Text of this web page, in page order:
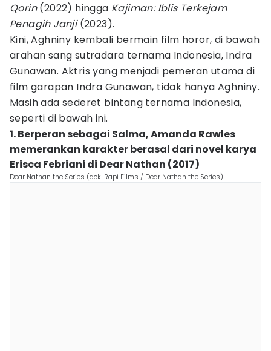
Qorin(2022) hingga Kajiman: Iblis Terkejam
Penagih Janji(2023).
Kini, Aghniny kembali bermain film horor, di bawah
arahan sang sutradara ternama Indonesia, Indra
Gunawan. Aktris yang menjadi pemeran utama di
film garapan Indra Gunawan, tidak hanya Aghniny.
Masih ada sederet bintang ternama Indonesia,
seperti di bawah ini.
1. Berperan sebagai Salma, Amanda Rawles
memerankan karakter berasal dari novel karya
Erisca Febriani di Dear Nathan (2017)
Dear Nathan the Series (dok. Rapi Films / Dear Nathan the Series)